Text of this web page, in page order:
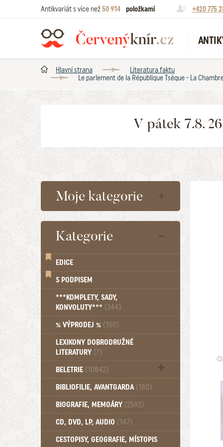
Antikvariát s více než50 914 položkami +420 775
Hlavní strana
Literatura faktu
Le parlement de la République Tséque - La
V pátek 7.8.
Moje kategorie
Kategorie
EDICE
S PODPISEM
***KOMPLETY, SADY,
KONVOLUTY*** (344)
% VÝPRODEJ % (100)
LEXIKONY DOBRODRUŽNÉ
LITERATURY (7)
BELETRIE (10842)
Beletrie - Historická (1388)
Beletrie - Povídky (1758)
Beletrie - Válečné romány (489)
Beletrie - Ženské a dívčí romány
BIBLIOFILIE, AVANTGARDA (180)
BIOGRAFIE, MEMOÁRY (2592)
CD, DVD, LP, AUDIO (147)
CESTOPISY, GEOGRAFIE, MÍSTOPIS